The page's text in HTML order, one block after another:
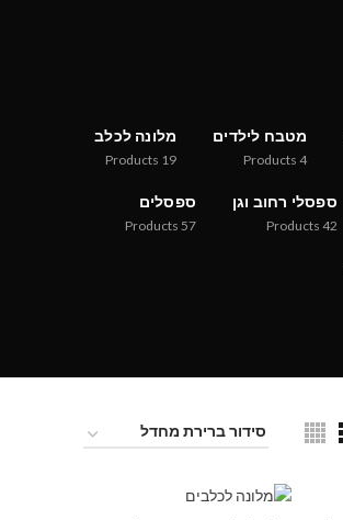
מטבח לילדים
4
Products
מלונה לכלב
19
Products
ספסלי רחוב וגן
42
Products
ספסלים
57
Products